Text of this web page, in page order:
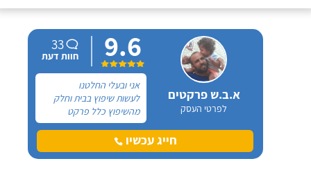
א.ב.ש פרקטים
לפרטי העסק
9.6
33
חוות דעת
אני ובעלי החלטנו
לעשות שיפוץ בבית וחלק
מהשיפוץ כלל פרקט
למינציה שיותקן מעל
הריצוף (הישן) הקיים. קנינו
את הפרקט מחנות חיצונית
חייג עכשיו